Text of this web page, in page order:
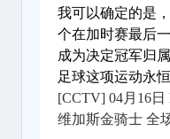
我可以确定的是
个在加时赛最后
成为决定冠军归
足球这项运动永
[CCTV] 04月16
维加斯金骑士 全